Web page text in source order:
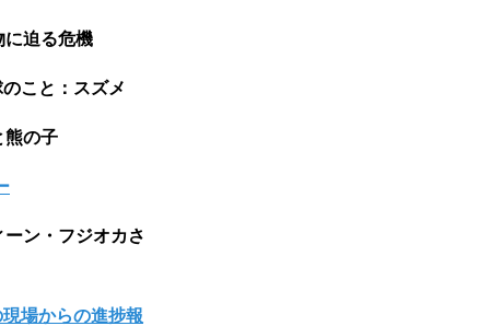
に迫る危機
こと：スズメ​
の子
ン・フジオカさ
場からの進捗報